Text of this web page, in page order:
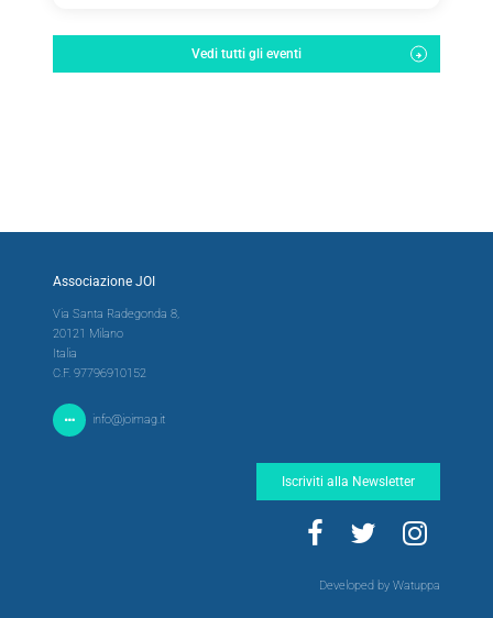
Vedi tutti gli eventi
Associazione JOI
Via Santa Radegonda 8,
20121 Milano
Italia
C.F. 97796910152
info@joimag.it
Iscriviti alla Newsletter
Developed by Watuppa